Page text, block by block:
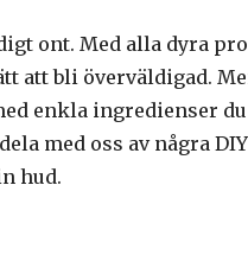
ont. Med alla dyra
bli överväldigad.
enkla ingredienser
med oss av några
hud.